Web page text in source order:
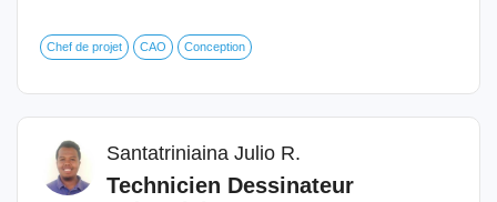
Chef de projet CAO Conception
Santatriniaina Julio R.
Technicien Dessinateur